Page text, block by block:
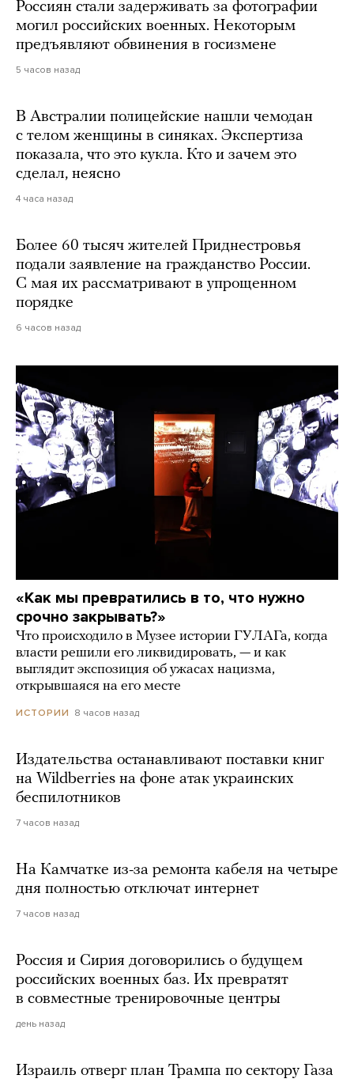
Россиян стали задерживать за фотографии
могил российских военных. Некоторым
предъявляют обвинения в госизмене
5 часов назад
В Австралии полицейские нашли чемодан
с телом женщины в синяках. Экспертиза
показала, что это кукла. Кто и зачем это
сделал, неясно
4 часа назад
Более 60 тысяч жителей Приднестровья
подали заявление на гражданство России.
С мая их рассматривают в упрощенном
порядке
6 часов назад
«Как мы превратились в то, что нужно
срочно закрывать?»
Что происходило в Музее истории ГУЛАГа, когда
власти решили его ликвидировать, — и как
выглядит экспозиция об ужасах нацизма,
открывшаяся на его месте
ИСТОРИИ 8 часов назад
Издательства останавливают поставки книг
на Wildberries на фоне атак украинских
беспилотников
7 часов назад
На Камчатке из-за ремонта кабеля на четыре
дня полностью отключат интернет
7 часов назад
Россия и Сирия договорились о будущем
российских военных баз. Их превратят
в совместные тренировочные центры
день назад
Израиль отверг план Трампа по сектору Газа